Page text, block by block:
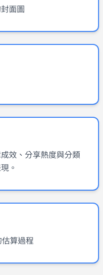
面圖
效、分享熱度與分類
。
算過程